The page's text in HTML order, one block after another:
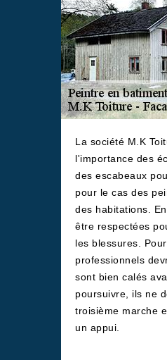
La société M.K
l'importance des
des escabeaux
pour le cas des
des habitations.
être respectées
les blessures.
professionnels
sont bien calés
poursuivre, ils ne
troisième marche
un appui.